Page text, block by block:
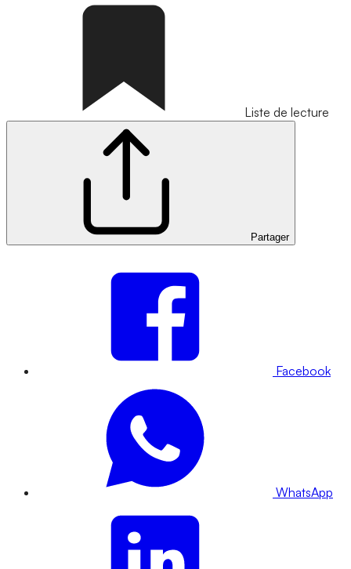
Liste de lecture
Partager
Facebook
WhatsApp